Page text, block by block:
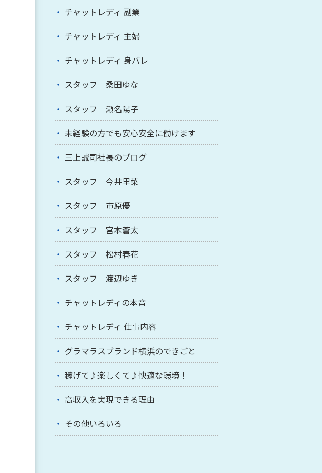
チャットレディ 副業
チャットレディ 主婦
チャットレディ 身バレ
スタッフ 桑田ゆな
スタッフ 瀬名陽子
未経験の方でも安心安全に働けます
三上誠司社長のブログ
スタッフ 今井里菜
スタッフ 市原優
スタッフ 宮本蒼太
スタッフ 松村春花
スタッフ 渡辺ゆき
チャットレディの本音
チャットレディ 仕事内容
グラマラスブランド横浜のできごと
稼げて♪楽しくて♪快適な環境！
高収入を実現できる理由
その他いろいろ